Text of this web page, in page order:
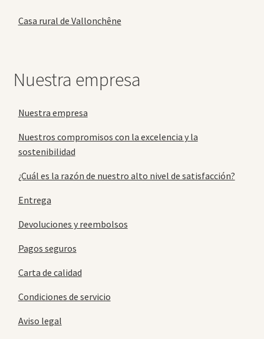
Casa rural de Vallonchêne
Nuestra empresa
Nuestra empresa
Nuestros compromisos con la excelencia y la
sostenibilidad
¿Cuál es la razón de nuestro alto nivel de satisfacción?
Entrega
Devoluciones y reembolsos
Pagos seguros
Carta de calidad
Condiciones de servicio
Aviso legal